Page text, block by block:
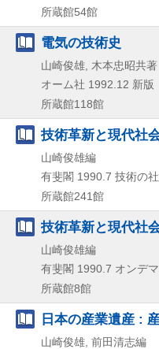
所蔵館54館
電気の技術史
山崎俊雄, 木本忠昭共著
オーム社 1992.12 新版
所蔵館118館
技術革新と現代社
山崎俊雄編
有斐閣 1990.7 技術の
所蔵館241館
技術革新と現代社
山崎俊雄編
有斐閣 1990.7 オンデ
所蔵館8館
日本の産業遺産 :
山崎俊雄, 前田清志編